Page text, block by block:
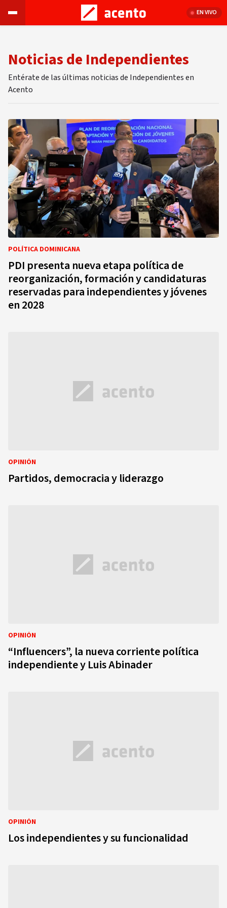
EN VIVO
Noticias de Independientes
Entérate de las últimas noticias de Independientes en
Acento
POLÍTICA DOMINICANA
PDI presenta nueva etapa política de
reorganización, formación y candidaturas
reservadas para independientes y jóvenes
en 2028
OPINIÓN
Partidos, democracia y liderazgo
OPINIÓN
“Influencers”, la nueva corriente política
independiente y Luis Abinader
OPINIÓN
Los independientes y su funcionalidad